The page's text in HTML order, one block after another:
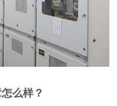
么样？